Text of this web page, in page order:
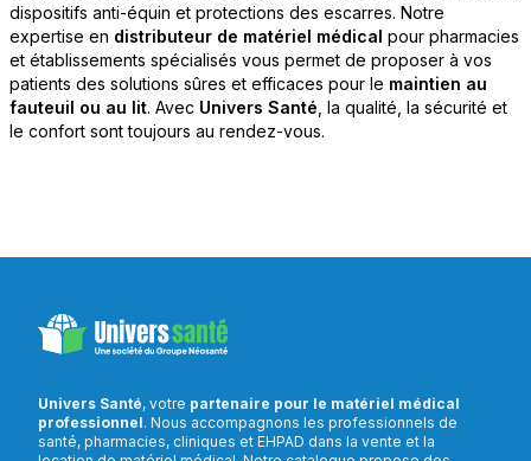
dispositifs anti-équin et protections des escarres. Notre
expertise en distributeur de matériel médical pour pharmacies
et établissements spécialisés vous permet de proposer à vos
patients des solutions sûres et efficaces pour le maintien au
fauteuil ou au lit. Avec Univers Santé , la qualité, la sécurité et
le confort sont toujours au rendez-vous.
Univers Santé, votre partenaire pour le matériel médical
professionnel. Nous accompagnons les professionnels de
santé, pharmacies, cliniques et EHPAD dans la vente et la